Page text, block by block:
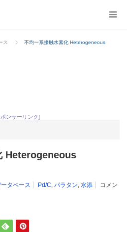
ス
不均一系接触水素化 Heterogeneous
ンサーリンク]
Heterogeneous
タベース Pd/C, パラタン, 水添
コメン